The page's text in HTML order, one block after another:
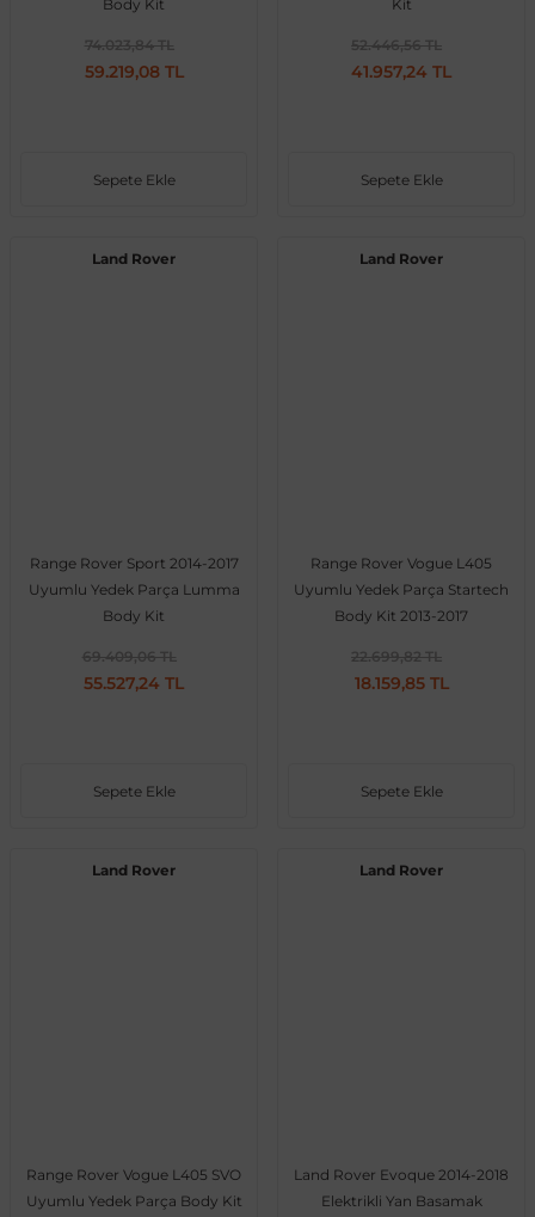
Body Kit
74.023,84 TL
59.219,08 TL
Sepete Ekle
Kit
52.446,56 TL
41.957,24 TL
Sepete Ekle
Land Rover
Range Rover Sport 2014-2017
Uyumlu Yedek Parça Lumma
Body Kit
69.409,06 TL
55.527,24 TL
Sepete Ekle
Land Rover
Range Rover Vogue L405
Uyumlu Yedek Parça Startech
Body Kit 2013-2017
22.699,82 TL
18.159,85 TL
Sepete Ekle
Land Rover
Range Rover Vogue L405 SVO
Uyumlu Yedek Parça Body Kit
Land Rover
Land Rover Evoque 2014-2018
Elektrikli Yan Basamak